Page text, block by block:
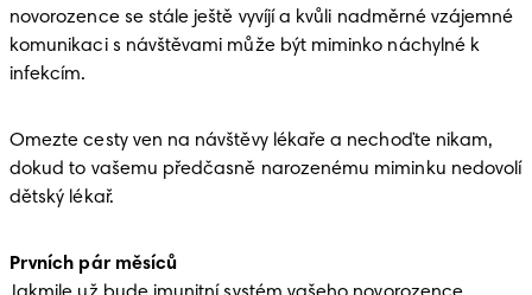
novorozence se stále ještě vyvíjí a kvůli nadměrné vzájemné
komunikaci s návštěvami může být miminko náchylné k
infekcím.
Omezte cesty ven na návštěvy lékaře a nechoďte nikam,
dokud to vašemu předčasně narozenému miminku nedovolí
dětský lékař.
Prvních pár měsíců